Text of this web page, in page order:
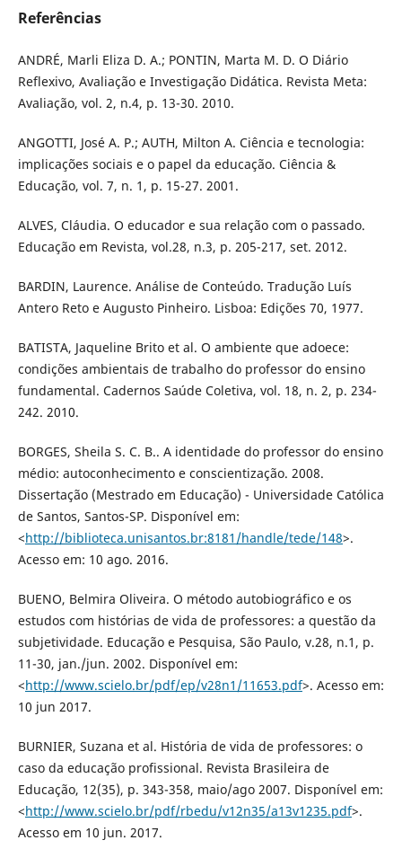
Referências
ANDRÉ, Marli Eliza D. A.; PONTIN, Marta M. D. O Diário
Reflexivo, Avaliação e Investigação Didática. Revista Meta:
Avaliação, vol. 2, n.4, p. 13-30. 2010.
ANGOTTI, José A. P.; AUTH, Milton A. Ciência e tecnologia:
implicações sociais e o papel da educação. Ciência &
Educação, vol. 7, n. 1, p. 15-27. 2001.
ALVES, Cláudia. O educador e sua relação com o passado.
Educação em Revista, vol.28, n.3, p. 205-217, set. 2012.
BARDIN, Laurence. Análise de Conteúdo. Tradução Luís
Antero Reto e Augusto Pinheiro. Lisboa: Edições 70, 1977.
BATISTA, Jaqueline Brito et al. O ambiente que adoece:
condições ambientais de trabalho do professor do ensino
fundamental. Cadernos Saúde Coletiva, vol. 18, n. 2, p. 234-
242. 2010.
BORGES, Sheila S. C. B.. A identidade do professor do ensino
médio: autoconhecimento e conscientização. 2008.
Dissertação (Mestrado em Educação) - Universidade Católica
de Santos, Santos-SP. Disponível em:
<http://biblioteca.unisantos.br:8181/handle/tede/148>.
Acesso em: 10 ago. 2016.
BUENO, Belmira Oliveira. O método autobiográfico e os
estudos com histórias de vida de professores: a questão da
subjetividade. Educação e Pesquisa, São Paulo, v.28, n.1, p.
11-30, jan./jun. 2002. Disponível em:
<http://www.scielo.br/pdf/ep/v28n1/11653.pdf>. Acesso em:
10 jun 2017.
BURNIER, Suzana et al. História de vida de professores: o
caso da educação profissional. Revista Brasileira de
Educação, 12(35), p. 343-358, maio/ago 2007. Disponível em:
<http://www.scielo.br/pdf/rbedu/v12n35/a13v1235.pdf>.
Acesso em 10 jun. 2017.